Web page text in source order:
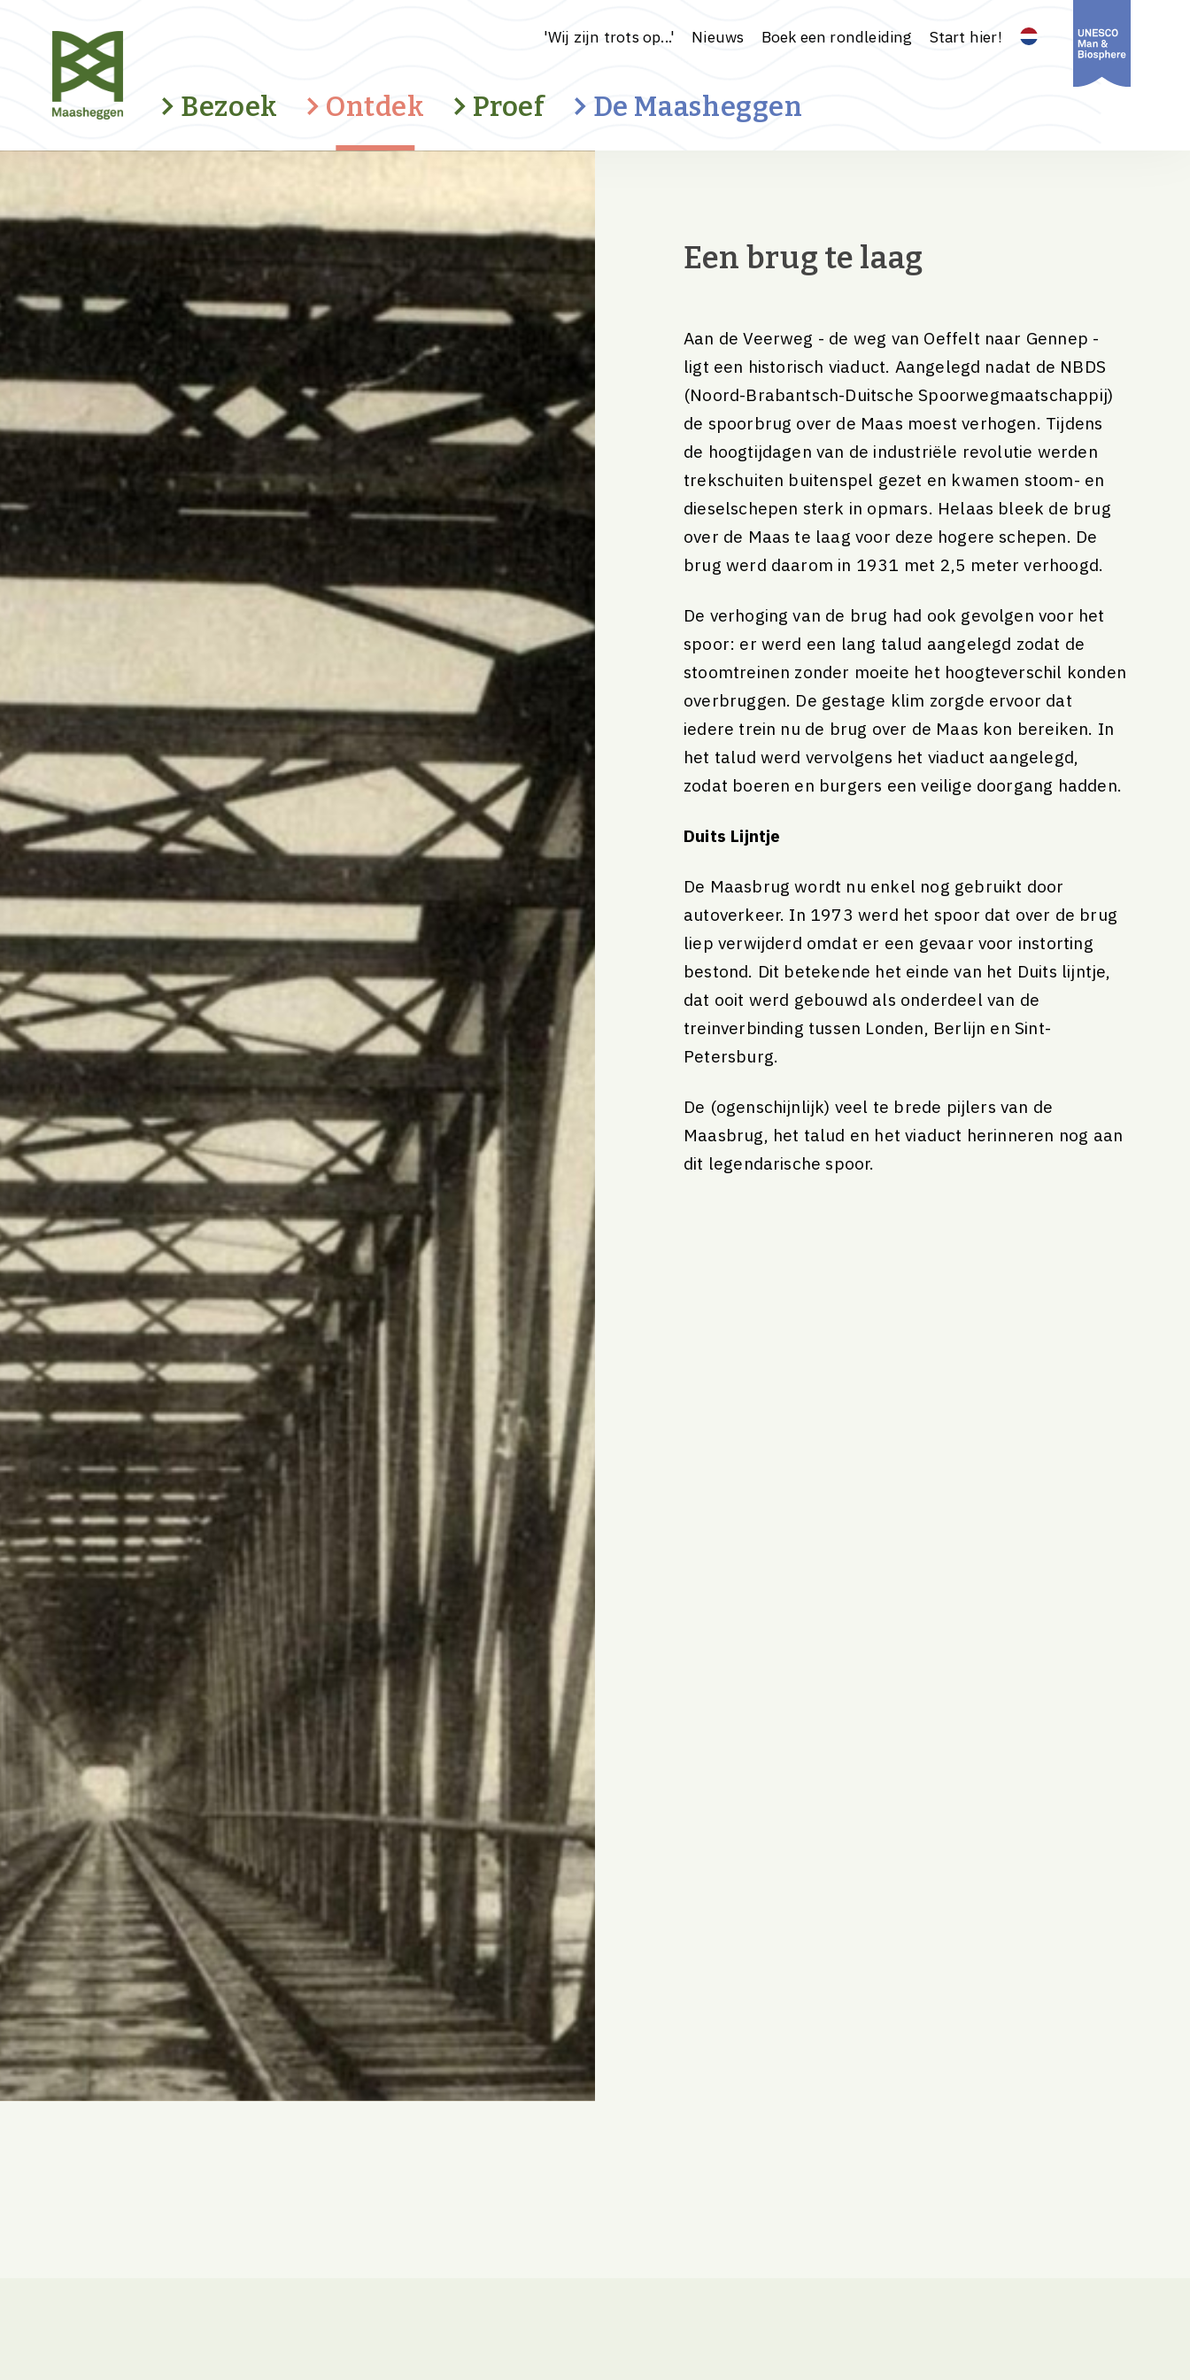
Bezoek
Fietsroute Duvelsklökske
Romeinse weg
Kunstroute Kapellenbaan
Ontdek
Kloostergang
Proef De Maasheggen
Water en klimaat
Ondernemerschap
Jaarplan 2026
Jaarplan 2025
Jaarverslag 2024
2025
'Wij zijn trots op...' Nieuws Boek een rondleiding Start hier!
Een brug te laag
Aan de Veerweg - de weg van Oeffelt naar Gennep -
ligt een historisch viaduct. Aangelegd nadat de NBDS
(Noord-Brabantsch-Duitsche Spoorwegmaatschappij)
de spoorbrug over de Maas moest verhogen. Tijdens
de hoogtijdagen van de industriële revolutie werden
trekschuiten buitenspel gezet en kwamen stoom- en
dieselschepen sterk in opmars. Helaas bleek de brug
over de Maas te laag voor deze hogere schepen. De
brug werd daarom in 1931 met 2,5 meter verhoogd.
De verhoging van de brug had ook gevolgen voor het
spoor: er werd een lang talud aangelegd zodat de
stoomtreinen zonder moeite het hoogteverschil konden
overbruggen. De gestage klim zorgde ervoor dat
iedere trein nu de brug over de Maas kon bereiken. In
het talud werd vervolgens het viaduct aangelegd,
zodat boeren en burgers een veilige doorgang hadden.
Duits Lijntje
De Maasbrug wordt nu enkel nog gebruikt door
autoverkeer. In 1973 werd het spoor dat over de brug
liep verwijderd omdat er een gevaar voor instorting
bestond. Dit betekende het einde van het Duits lijntje,
dat ooit werd gebouwd als onderdeel van de
treinverbinding tussen Londen, Berlijn en Sint-
Petersburg.
De (ogenschijnlijk) veel te brede pijlers van de
Maasbrug, het talud en het viaduct herinneren nog aan
dit legendarische spoor.